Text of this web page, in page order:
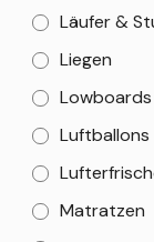
Läufer &
Liegen
Lowboards
Luftballons
Matratzen